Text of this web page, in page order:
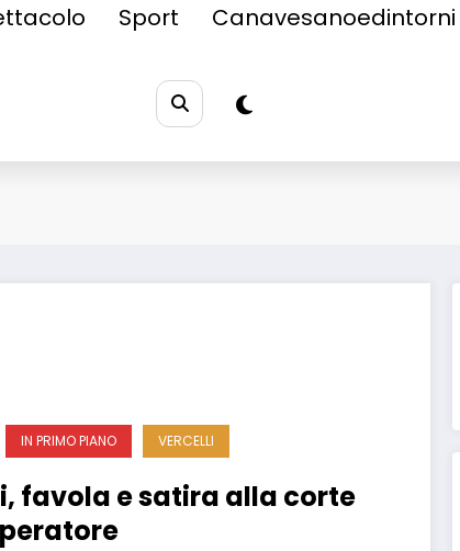
Sport Canavesanoedintorni
IN PRIMO PIANO VERCELLI
favola e satira alla corte